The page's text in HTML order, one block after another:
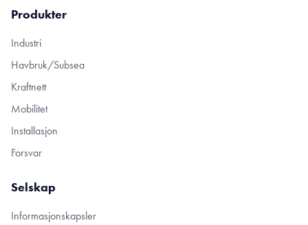
Produkter
Industri
Havbruk/Subsea
Kraftnett
Mobilitet
Installasjon
Forsvar
Selskap
Informasjonskapsler